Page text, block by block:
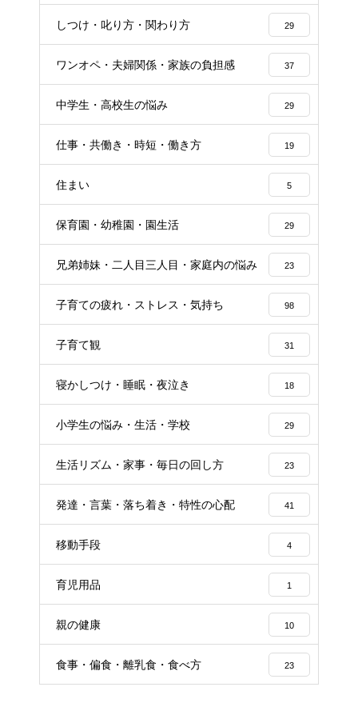
しつけ・叱り方・関わり方 29
ワンオペ・夫婦関係・家族の負担感 37
中学生・高校生の悩み 29
仕事・共働き・時短・働き方 19
住まい 5
保育園・幼稚園・園生活 29
兄弟姉妹・二人目三人目・家庭内の悩み 23
子育ての疲れ・ストレス・気持ち 98
子育て観 31
寝かしつけ・睡眠・夜泣き 18
小学生の悩み・生活・学校 29
生活リズム・家事・毎日の回し方 23
発達・言葉・落ち着き・特性の心配 41
移動手段 4
育児用品 1
親の健康 10
食事・偏食・離乳食・食べ方 23